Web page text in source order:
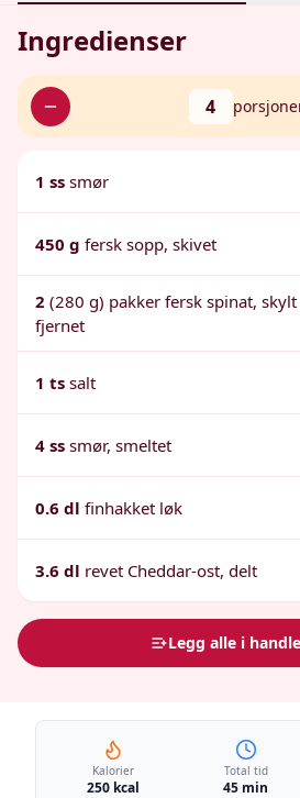
Ingredienser
4
1 ss smør
450 g fersk sopp, skivet
2 (280 g) pakker fersk spinat,
fjernet
1 ts salt
4 ss smør, smeltet
0.6 dl finhakket løk
3.6 dl revet Cheddar-ost, delt
Legg alle i
Kalorier
250 kcal
Total tid
45 min